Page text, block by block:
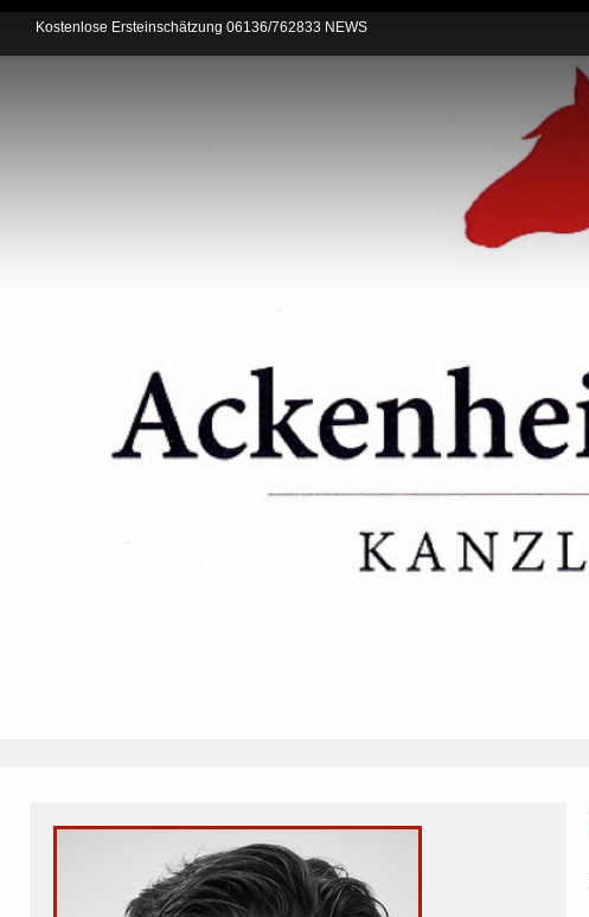
Kostenlose Ersteinschätzung 06136/762833 NEWS